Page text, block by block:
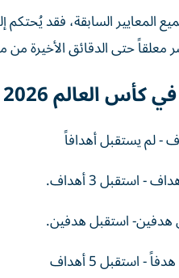
المعايير السابقة، فقد
حتى الدقائق الأخيرة من
العالم 2026
هدفين- استقبل هدفين.
استقبل 5 أهداف